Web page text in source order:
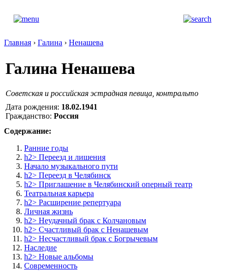
Главная › Галина › Ненашева
Галина Ненашева
Советская и российская эстрадная певица, контральто
Дата рождения: 18.02.1941
Гражданство: Россия
Содержание:
Ранние годы
h2> Переезд и лишения
Начало музыкального пути
h2> Переезд в Челябинск
h2> Приглашение в Челябинский оперный театр
Театральная карьера
h2> Расширение репертуара
Личная жизнь
h2> Неудачный брак с Колчановым
h2> Счастливый брак с Ненашевым
h2> Несчастливый брак с Богрычевым
Наследие
h2> Новые альбомы
Современность